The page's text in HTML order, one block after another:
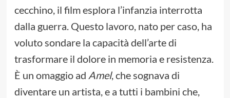
cecchino, il film esplora l’infanzia interrotta
dalla guerra. Questo lavoro, nato per caso, ha
voluto sondare la capacità dell’arte di
trasformare il dolore in memoria e resistenza.
È un omaggio ad Amel, che sognava di
diventare un artista, e a tutti i bambini che,